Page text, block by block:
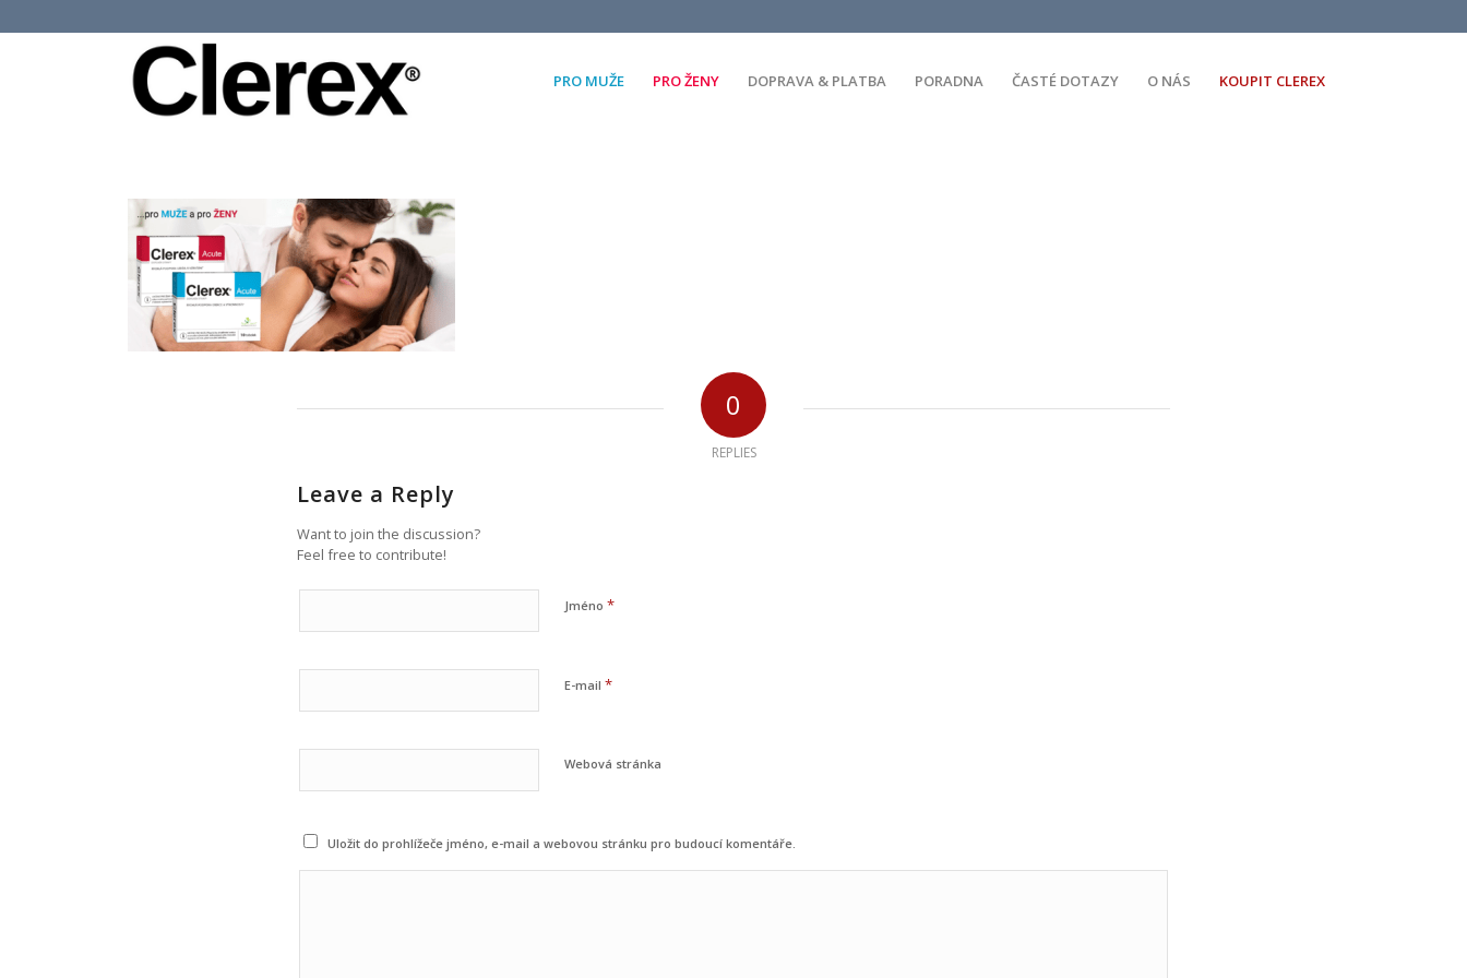
PRO MUŽE PRO ŽENY DOPRAVA & PLATBA PORADNA ČASTÉ DOTAZY O NÁS KOUPIT CLEREX
0
REPLIES
Leave a Reply
Want to join the discussion?
Feel free to contribute!
Jméno *
E-mail *
Webová stránka
Uložit do prohlížeče jméno, e-mail a webovou stránku pro budoucí komentáře.